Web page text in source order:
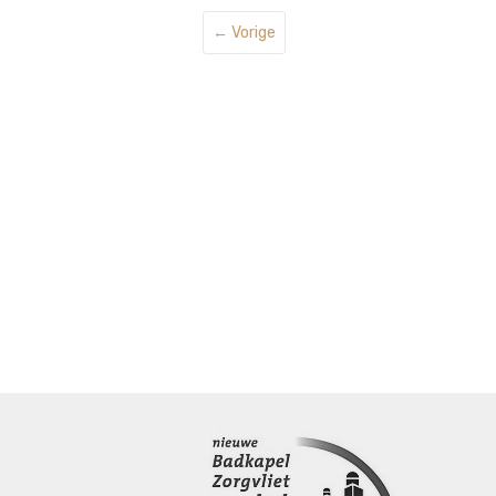
← Vorige